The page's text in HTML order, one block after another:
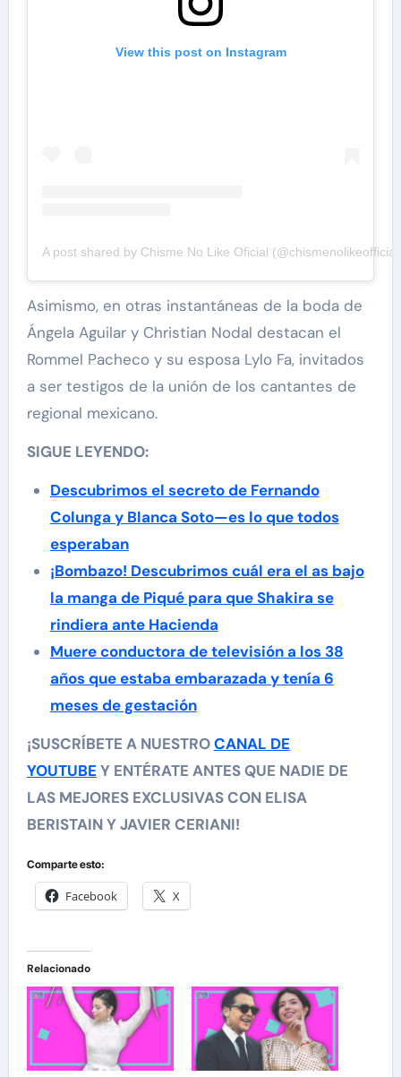
View this post on Instagram
A post shared by Chisme No Like Oficial
Asimismo, en otras instantáneas de la boda de
Ángela Aguilar y Christian Nodal destacan el
Rommel Pacheco y su esposa Lylo Fa, invitados
a ser testigos de la unión de los cantantes de
regional mexicano.
SIGUE LEYENDO:
Descubrimos el secreto de Fernando
Colunga y Blanca Soto—es lo que todos
esperaban
¡Bombazo! Descubrimos cuál era el as bajo
la manga de Piqué para que Shakira se
rindiera ante Hacienda
Muere conductora de televisión a los 38
años que estaba embarazada y tenía 6
meses de gestación
¡SUSCRÍBETE A NUESTROCANAL DE
YOUTUBE Y ENTÉRATE ANTES QUE NADIE DE
LAS MEJORES EXCLUSIVAS CON ELISA
BERISTAIN Y JAVIER CERIANI!
Comparte esto:
Facebook X
Relacionado